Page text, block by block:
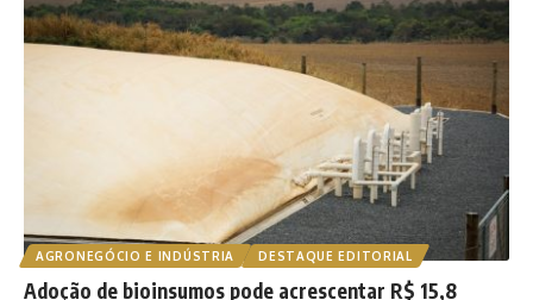
AGRONEGÓCIO E INDÚSTRIA DESTAQUE EDITORIAL
Adoção de bioinsumos pode acrescentar R$ 15,8